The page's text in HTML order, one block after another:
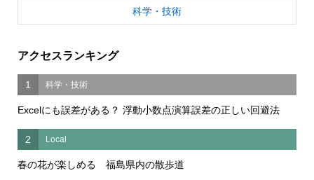
科学・技術
アクセスランキング
1 科学・技術
Excelにも誤差がある？ 浮動小数点演算誤差の正しい回避法
2 Local
春の花が楽しめる 福島県内の散歩道